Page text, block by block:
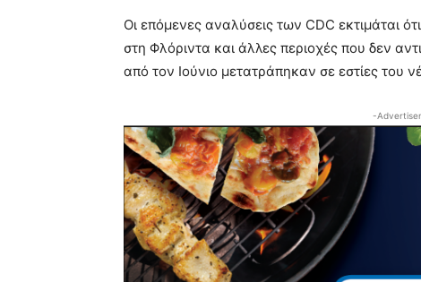
Οι επόμενες αναλύσεις των CDC εκτιμάται
στη Φλόριντα και άλλες περιοχές που δεν
από τον Ιούνιο μετατράπηκαν σε εστίες του
-